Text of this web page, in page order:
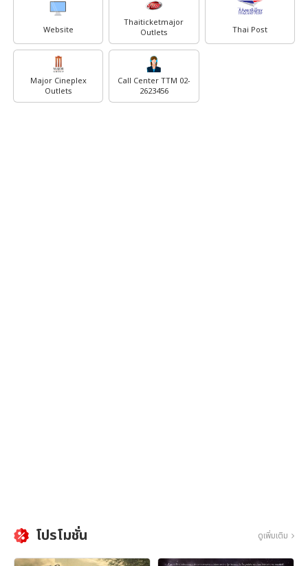
Website
Thaiticketmajor
Outlets
Thai Post
Major Cineplex
Outlets
Call Center TTM 02-
2623456
โปรโมชั่น ดูเพิ่มเติม